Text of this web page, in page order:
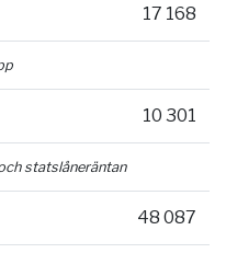
17 168
10 301
statslåneräntan
48 087